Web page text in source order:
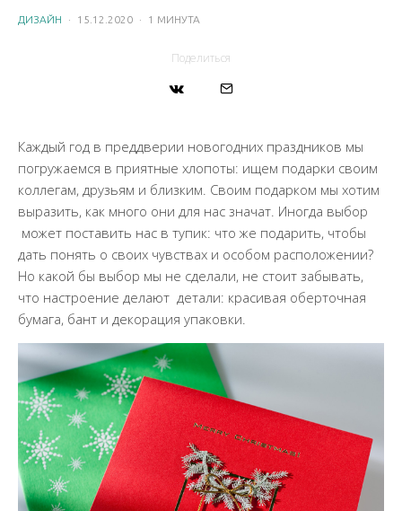
ДИЗАЙН · 15.12.2020 · 1 МИНУТА
Поделиться
Каждый год в преддверии новогодних праздников мы
погружаемся в приятные хлопоты: ищем подарки своим
коллегам, друзьям и близким. Своим подарком мы хотим
выразить, как много они для нас значат. Иногда выбор
может поставить нас в тупик: что же подарить, чтобы
дать понять о своих чувствах и особом расположении?
Но какой бы выбор мы не сделали, не стоит забывать,
что настроение делают детали: красивая оберточная
бумага, бант и декорация упаковки.